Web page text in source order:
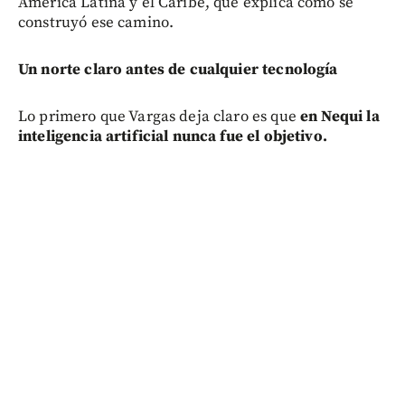
construyó ese camino.
Un norte claro antes de cualquier tecnología
Lo primero que Vargas deja claro es que en Nequi la
inteligencia artificial nunca fue el objetivo.